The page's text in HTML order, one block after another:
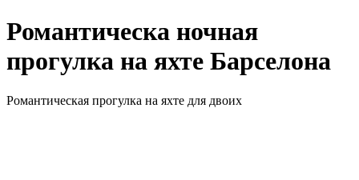
Романтическа ночная
прогулка на яхте Барселона
Романтическая прогулка на яхте для двоих